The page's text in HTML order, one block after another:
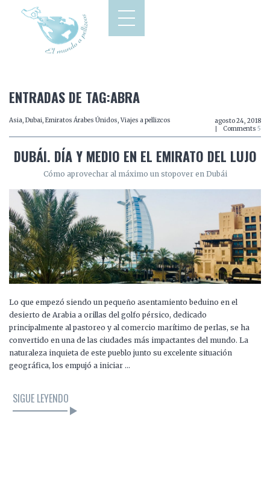
ENTRADAS DE TAG:ABRA
Asia, Dubai, Emiratos Árabes Únidos, Viajes a pellizcos
agosto 24, 2018
Comments 5
DUBÁI. DÍA Y MEDIO EN EL EMIRATO DEL LUJO
Cómo aprovechar al máximo un stopover en Dubái
Lo que empezó siendo un pequeño asentamiento beduino en el
desierto de Arabia a orillas del golfo pérsico, dedicado
principalmente al pastoreo y al comercio marítimo de perlas, se ha
convertido en una de las ciudades más impactantes del mundo. La
naturaleza inquieta de este pueblo junto su excelente situación
geográfica, los empujó a iniciar …
SIGUE LEYENDO